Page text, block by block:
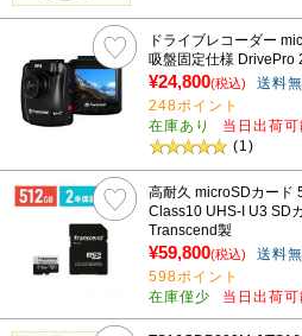
ドライブレコーダー
吸盤固定仕様 DrivePro
¥24,800(税込)
送料
248ポイント
在庫あり
当日出荷可
(1)
高耐久 microSDカード
Class10 UHS-I U3 SD
Transcend製
¥59,800(税込)
送料
598ポイント
在庫僅少
当日出荷可